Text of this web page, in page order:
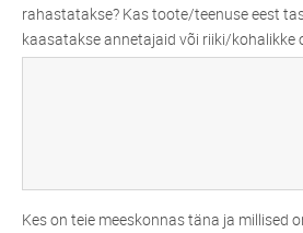
rahastatakse? Kas toote/teenuse eest
kaasatakse annetajaid või riiki/kohalikke
Kes on teie meeskonnas täna ja millised